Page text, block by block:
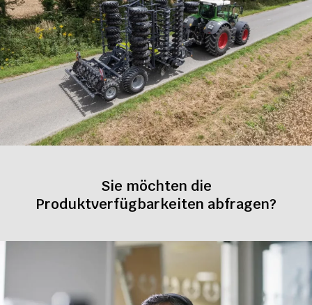
Sie möchten die
Produktverfügbarkeiten abfragen?